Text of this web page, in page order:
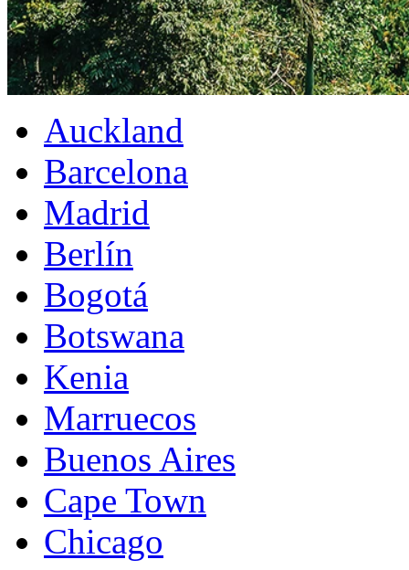
Auckland
Barcelona
Madrid
Berlín
Bogotá
Botswana
Kenia
Marruecos
Buenos Aires
Cape Town
Chicago